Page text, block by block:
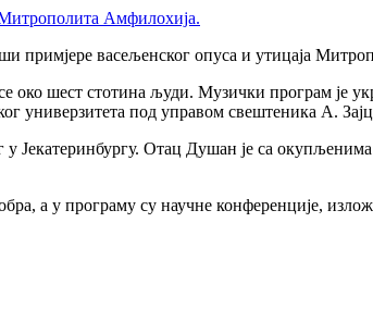
Амфилохија.
васељенског опуса и утицаја
око шест стотина људи. Музички програм је
под управом свештеника А.
Отац Душан је са
а у програму су научне конференције,